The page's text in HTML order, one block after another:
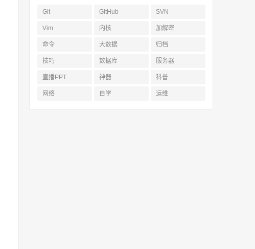
Git GitHub SVN
Vim 内核 加解密
命令 大数据 归档
技巧 数据库 服务器
直播PPT 神器 科普
网络 自学 运维